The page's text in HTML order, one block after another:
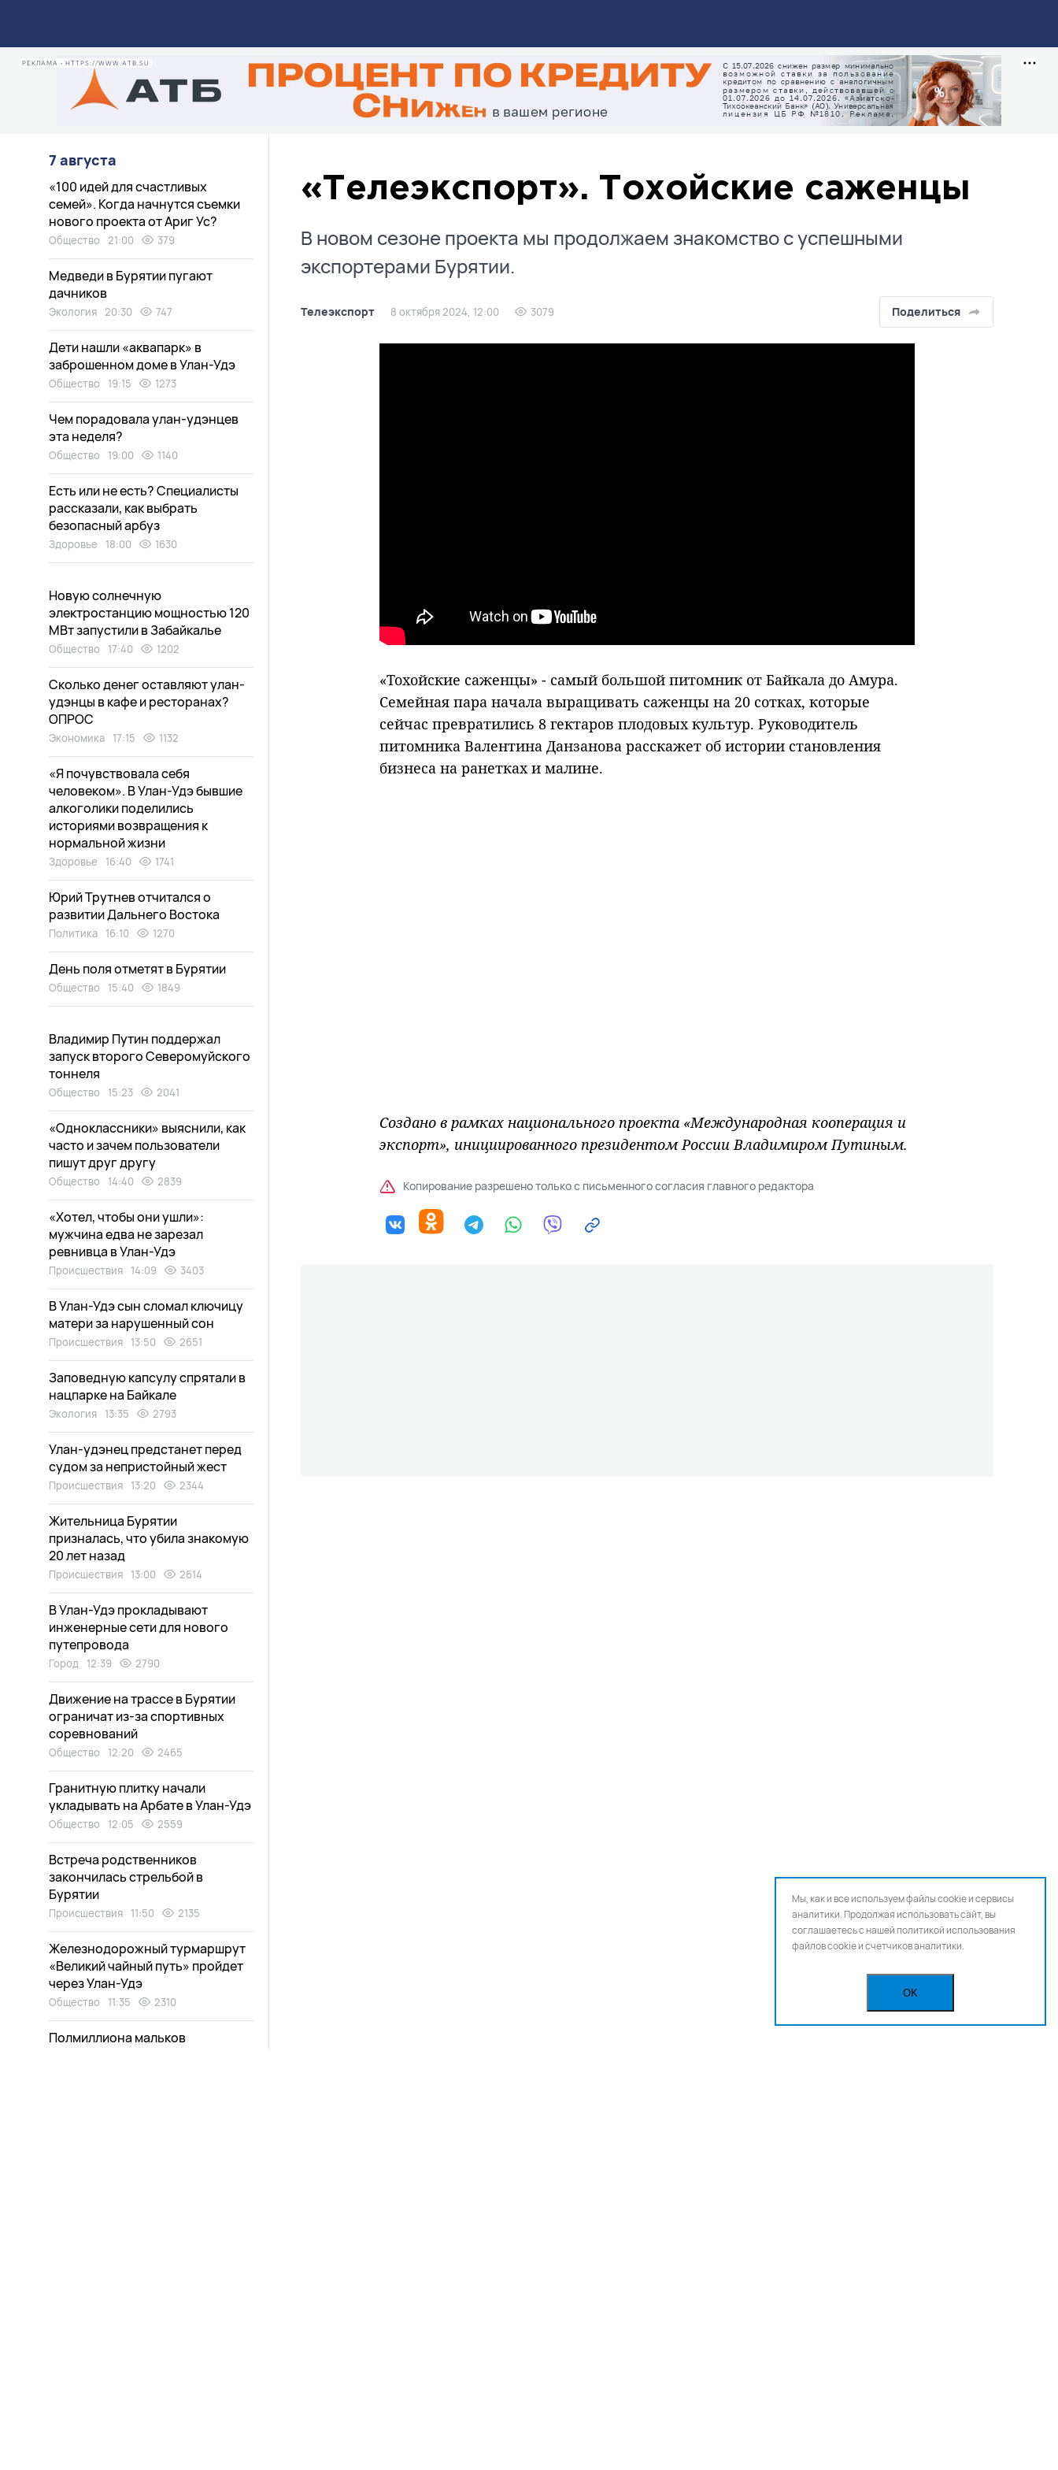
РЕКЛАМА • HTTPS://WWW.ATB.SU
«Телеэкспорт». Тохойские саженцы
В новом сезоне проекта мы продолжаем знакомство с успешными
экспортерами Бурятии.
Телеэкспорт 8 октября 2024, 12:00 3079 Поделиться
«Тохойские саженцы» - самый большой питомник от Байкала до Амура.
Семейная пара начала выращивать саженцы на 20 сотках, которые
сейчас превратились 8 гектаров плодовых культур. Руководитель
питомника Валентина Данзанова расскажет об истории становления
бизнеса на ранетках и малине.
Создано в рамках национального проекта «Международная кооперация и
экспорт», инициированного президентом России Владимиром Путиным.
Копирование разрешено только с письменного согласия главного редактора
7 августа
«100 идей для счастливых
семей». Когда начнутся съемки
нового проекта от Ариг Ус?
Общество 21:00 379
Медведи в Бурятии пугают
дачников
Экология 20:30 747
Дети нашли «аквапарк» в
заброшенном доме в Улан-Удэ
Общество 19:15 1273
Чем порадовала улан-удэнцев
эта неделя?
Общество 19:00 1140
Есть или не есть? Специалисты
рассказали, как выбрать
безопасный арбуз
Здоровье 18:00 1630
Новую солнечную
электростанцию мощностью 120
МВт запустили в Забайкалье
Общество 17:40 1202
Сколько денег оставляют улан-
удэнцы в кафе и ресторанах?
ОПРОС
Экономика 17:15 1132
«Я почувствовала себя
человеком». В Улан-Удэ бывшие
алкоголики поделились
историями возвращения к
нормальной жизни
Здоровье 16:40 1741
Юрий Трутнев отчитался о
развитии Дальнего Востока
Политика 16:10 1270
День поля отметят в Бурятии
Общество 15:40 1849
Владимир Путин поддержал
запуск второго Северомуйского
тоннеля
Общество 15:23 2041
«Одноклассники» выяснили, как
часто и зачем пользователи
пишут друг другу
Общество 14:40 2839
«Хотел, чтобы они ушли»:
мужчина едва не зарезал
ревнивца в Улан-Удэ
Происшествия 14:09 3403
В Улан-Удэ сын сломал ключицу
матери за нарушенный сон
Происшествия 13:50 2651
Заповедную капсулу спрятали в
нацпарке на Байкале
Экология 13:35 2793
Улан-удэнец предстанет перед
судом за непристойный жест
Происшествия 13:20 2344
Жительница Бурятии
призналась, что убила знакомую
20 лет назад
Происшествия 13:00 2614
В Улан-Удэ прокладывают
инженерные сети для нового
путепровода
Город 12:39 2790
Движение на трассе в Бурятии
ограничат из-за спортивных
соревнований
Общество 12:20 2465
Гранитную плитку начали
укладывать на Арбате в Улан-Удэ
Общество 12:05 2559
Встреча родственников
закончилась стрельбой в
Бурятии
Происшествия 11:50 2135
Железнодорожный турмаршрут
«Великий чайный путь» пройдет
через Улан-Удэ
Общество 11:35 2310
Полмиллиона мальков
Мы, как и все используем файлы cookie и сервисы
аналитики. Продолжая использовать сайт, вы
соглашаетесь с нашейполитикой использования
файлов cookie и счетчиков аналитики.
OK